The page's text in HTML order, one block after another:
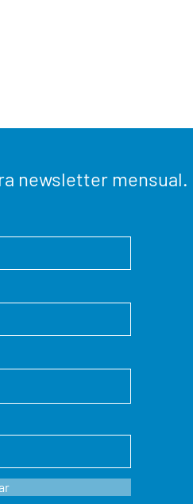
newsletter mensual.